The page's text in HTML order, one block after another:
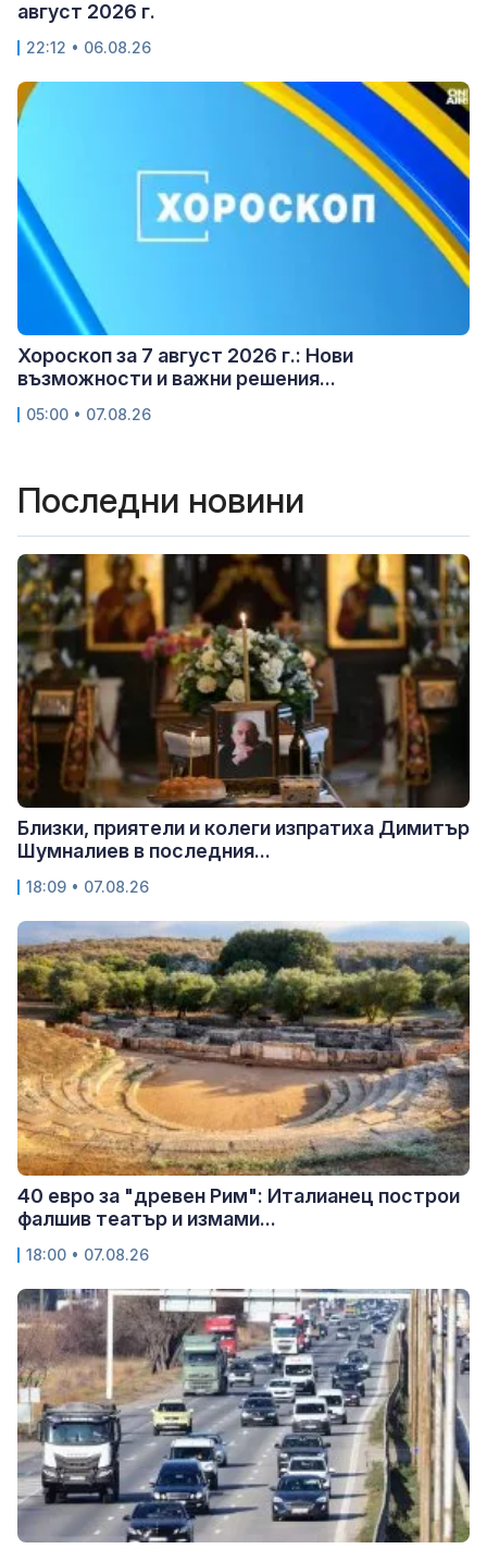
август 2026 г.
22:12 • 06.08.26
Хороскоп за 7 август 2026 г.: Нови
възможности и важни решения...
05:00 • 07.08.26
Последни новини
Близки, приятели и колеги изпратиха Димитър
Шумналиев в последния...
18:09 • 07.08.26
40 евро за "древен Рим": Италианец построи
фалшив театър и измами...
18:00 • 07.08.26